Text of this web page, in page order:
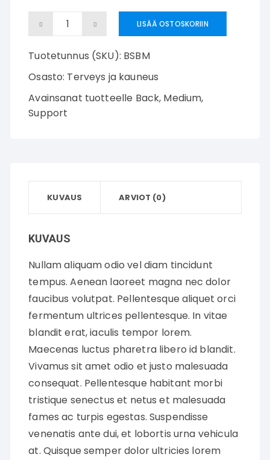
Back
Belt
määrä
LISÄÄ OSTOSKORIIN
Tuotetunnus (SKU): BSBM
Osasto: Terveys ja kauneus
Avainsanat tuotteelle Back, Medium,
Support
KUVAUS ARVIOT (0)
KUVAUS
Nullam aliquam odio vel diam tincidunt
tempus. Aenean laoreet magna nec dolor
faucibus volutpat. Pellentesque aliquet orci
fermentum ultrices pellentesque. In vitae
blandit erat, iaculis tempor lorem.
Maecenas luctus pharetra libero id blandit.
Vivamus sit amet odio et justo malesuada
consequat. Pellentesque habitant morbi
tristique senectus et netus et malesuada
fames ac turpis egestas. Suspendisse
venenatis ante dui, et lobortis urna vehicula
at. Quisque semper dolor ultricies lorem